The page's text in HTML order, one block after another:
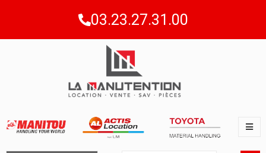
03.23.27.31.00